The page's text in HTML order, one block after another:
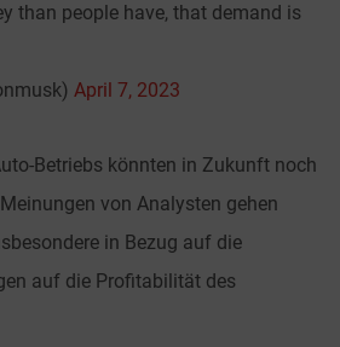
than people have, that demand is
April 7, 2023
Betriebs könnten in Zukunft noch
von Analysten gehen
in Bezug auf die
auf die Profitabilität des